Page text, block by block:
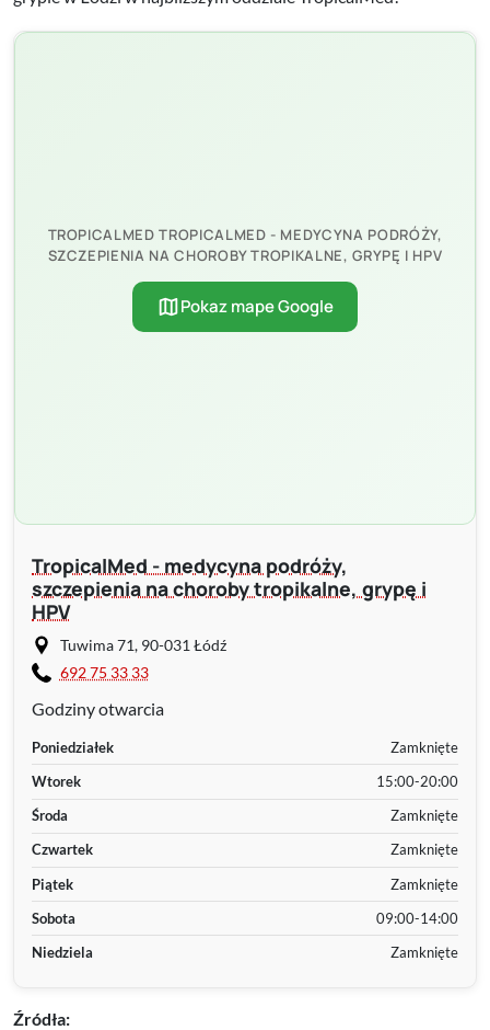
TROPICALMED TROPICALMED - MEDYCYNA PODRÓŻY,
SZCZEPIENIA NA CHOROBY TROPIKALNE, GRYPĘ I HPV
mapPokaz mape Google
TropicalMed - medycyna podróży,
szczepienia na choroby tropikalne, grypę i
HPV
Tuwima 71, 90-031 Łódź
692 75 33 33
Godziny otwarcia
Poniedziałek
Zamknięte
Wtorek
15:00-20:00
Środa
Zamknięte
Czwartek
Zamknięte
Piątek
Zamknięte
Sobota
09:00-14:00
Niedziela
Zamknięte
Źródła: